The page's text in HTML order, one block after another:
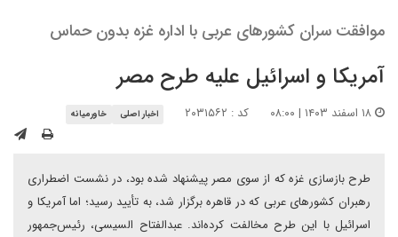
موافقت سران کشورهای عربی با اداره غزه بدون حماس
آمریکا و اسرائیل علیه طرح مصر
کد : ۲۰۳۱۵۶۲ اخبار اصلی خاورمیانه
طرح بازسازی غزه که از سوی مصر پیشنهاد شده بود، در نشست اضطراری
رهبران کشورهای عربی که در قاهره برگزار شد، به تأیید رسید؛ اما آمریکا و
اسرائیل با این طرح مخالفت کرده‌اند. عبدالفتاح السیسی، رئیس‌جمهور